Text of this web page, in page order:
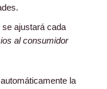
se ajustará cada
al consumidor
la